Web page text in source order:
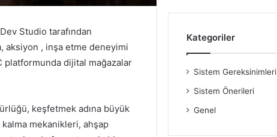
Studio tarafından
aksiyon , inşa etme deneyimi
platformunda dijital mağazalar
keşfetmek adına büyük
mekanikleri, ahşap
Kategoriler
Sistem Gereksinimleri
Sistem Önerileri
Genel